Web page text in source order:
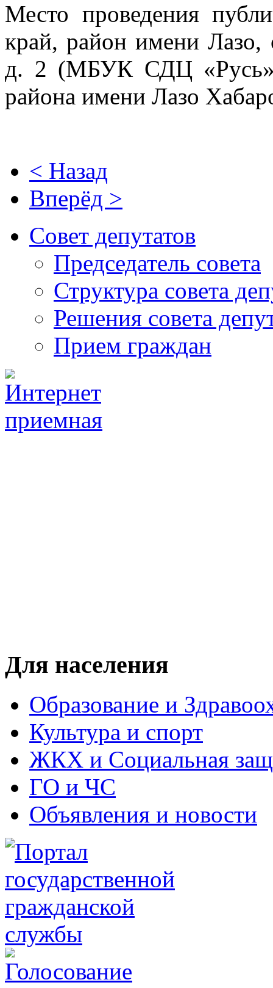
Место проведения
край, район имени Лазо,
д. 2 (МБУК СДЦ «Русь»
района имени Лазо
< Назад
Вперёд >
Совет депутатов
Председатель совета
Структура совета
Решения совета
Прием граждан
Для населения
Образование и
Культура и спорт
ЖКХ и Социальная
ГО и ЧС
Объявления и новости